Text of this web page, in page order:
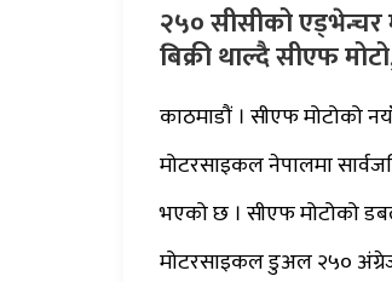
२५० सीसीको
बिक्री थाल्दै सीएफ
काठमाडौं । सीएफ मोटोको
मोटरसाइकल नेपालमा
भएको छ । सीएफ मोटोको
मोटरसाइकल डुअल २५०